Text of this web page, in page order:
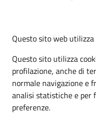
Questo sito web utilizza
Questo sito utilizza
profilazione, anche di
normale navigazione e
analisi statistiche e per
preferenze.